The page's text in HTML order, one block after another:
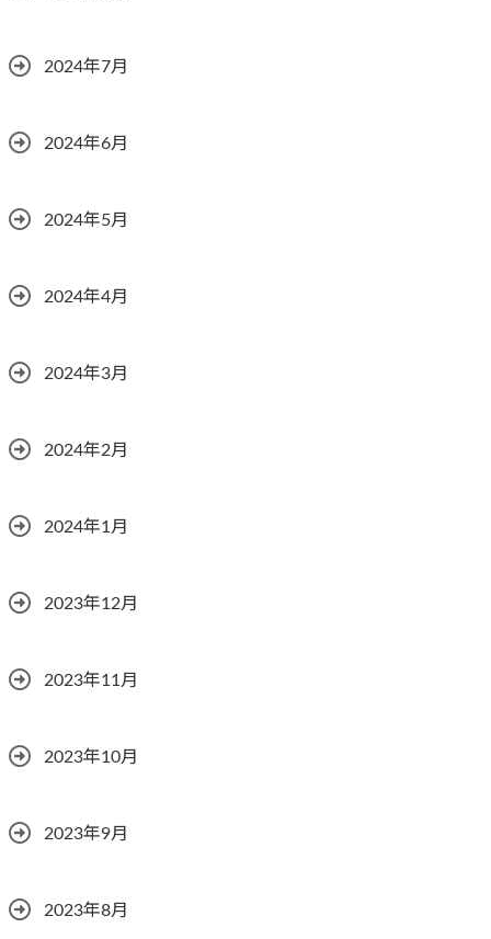
2024年7月
2024年6月
2024年5月
2024年4月
2024年3月
2024年2月
2024年1月
2023年12月
2023年11月
2023年10月
2023年9月
2023年8月